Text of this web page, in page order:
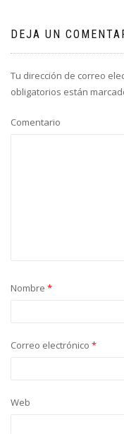
DEJA UN
Tu dirección de correo
obligatorios están
Comentario
Nombre *
Correo electrónico *
Web